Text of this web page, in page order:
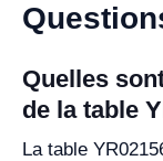
Quelles
de la table
La table